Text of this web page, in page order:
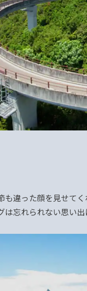
違った顔を見せて
忘れられない思い出